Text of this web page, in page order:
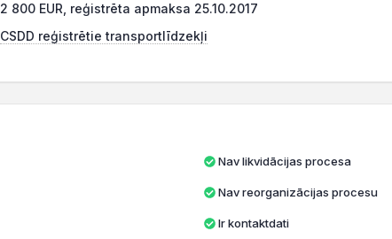
2 800 EUR, reģistrēta apmaksa 25.10.2017
CSDD reģistrētie transportlīdzekļi
Nav likvidācijas procesa
Nav reorganizācijas procesu
Ir kontaktdati